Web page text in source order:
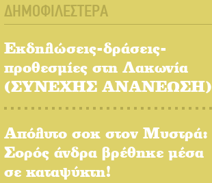
Τα Λαγκάδια κρατούν
ζωντανή την τέχνη της
πέτρας
Στους ρυθμούς της
Ελεωνόρας Ζουγανέλη το
Πλούσιο πολιτιστικό
πρόγραμμα δίνει «χρώμα»
ΔΗΜΟΦΙΛΕΣΤΕΡΑ
Εκδηλώσεις-δράσεις-
προθεσμίες στη Λακωνία
(ΣΥΝΕΧΗΣ ΑΝΑΝΕΩΣΗ)
Απόλυτο σοκ στον Μυστρά:
Σορός άνδρα βρέθηκε μέσα
σε καταψύκτη!